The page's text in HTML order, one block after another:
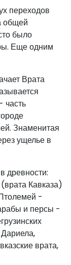
переходов
общей
было
Еще одним
Врата
часть
Знаменитая
ущелье в
древности:
Кавказа)
-
и персы -
врата,